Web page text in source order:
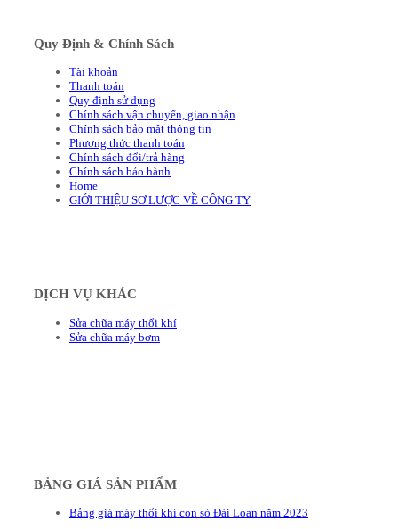
Quy Định & Chính Sách
Tài khoản
Thanh toán
Quy định sử dụng
Chính sách vận chuyển, giao nhận
Chính sách bảo mật thông tin
Phương thức thanh toán
Chính sách đổi/trả hàng
Chính sách bảo hành
Home
GIỚI THIỆU SƠ LƯỢC VỀ CÔNG TY
DỊCH VỤ KHÁC
Sửa chữa máy thổi khí
Sửa chữa máy bơm
BẢNG GIÁ SẢN PHẨM
Bảng giá máy thổi khí con sò Đài Loan năm 2023